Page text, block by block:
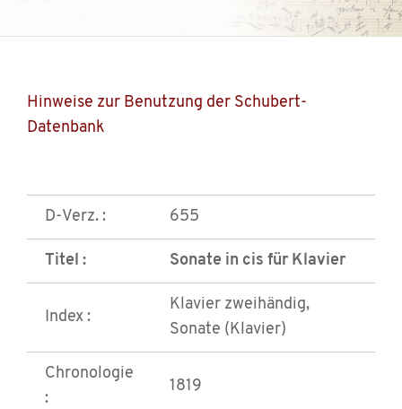
Hinweise zur Benutzung der Schubert-
Datenbank
D-Verz. : 655
Titel : Sonate in cis für Klavier
Index :
Klavier zweihändig,
Sonate (Klavier)
Chronologie
:
1819